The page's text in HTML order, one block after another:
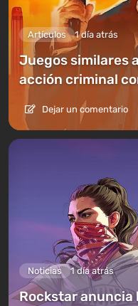
Artículos 1 día atrás
Juegos similares
acción criminal
Dejar un comentario
Noticias 1 día atrás
Rockstar anuncia